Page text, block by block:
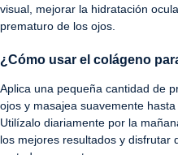
visual, mejorar la hidratación
prematuro de los ojos.
¿Cómo usar el colágeno
Aplica una pequeña cantidad de
ojos y masajea suavemente
Utilízalo diariamente por la
los mejores resultados y disfrutar